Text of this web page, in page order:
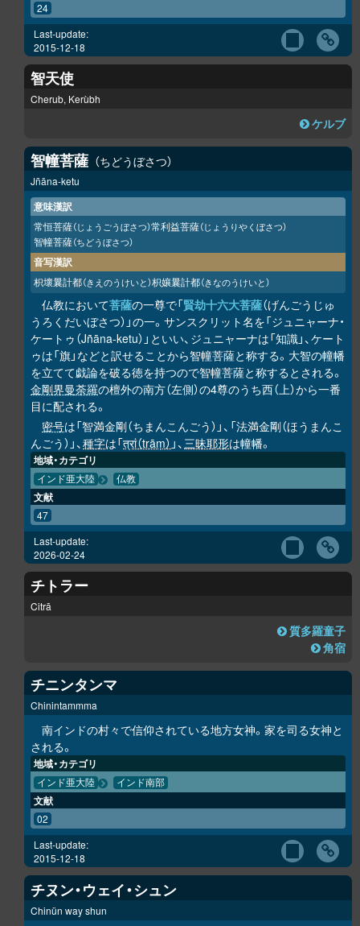
24
Last-update:
2015-12-18
智天使
Cherub, Kerùbh
ケルブ
智幢菩薩 ちどうぼさつ
Jñāna-ketu
意味漢訳
常恒菩薩（じょうごうぼさつ）常利益菩薩（じょうりやくぼさつ）
智幢菩薩（ちどうぼさつ）
音写漢訳
枳壞曩計都（きえのうけいと）枳孃曩計都（きなのうけいと）
仏教において菩薩の一尊で「賢劫十六大菩薩（げんごうじゅ
うろくだいぼさつ）」の一。サンスクリット名を「ジュニャーナ・
ケートゥ（Jñāna-ketu）」といい、ジュニャーナは「知識」、ケート
ゥは「旗」などと訳せることから智幢菩薩と称する。大智の幢幡
を立てて戯論を破る徳を持つので智幢菩薩と称するとされる。
金剛界曼荼羅の檀外の南方（左側）の4尊のうち西（上）から一番
目に配される。
密号は「智満金剛（ちまんこんごう）」、「法満金剛（ほうまんこ
んごう）」、種字は「त्रां（trāṃ） 」、三昧耶形は幢幡。
地域・カテゴリ
インド亜大陸 仏教
文献
47
Last-update:
2026-02-24
チトラー
Citrā
質多羅童子
角宿
チニンタンマ
Chinintammma
南インドの村々で信仰されている地方女神。家を司る女神と
される。
地域・カテゴリ
インド亜大陸 インド南部
文献
02
Last-update:
2015-12-18
チヌン・ウェイ・シュン
Chinün way shun